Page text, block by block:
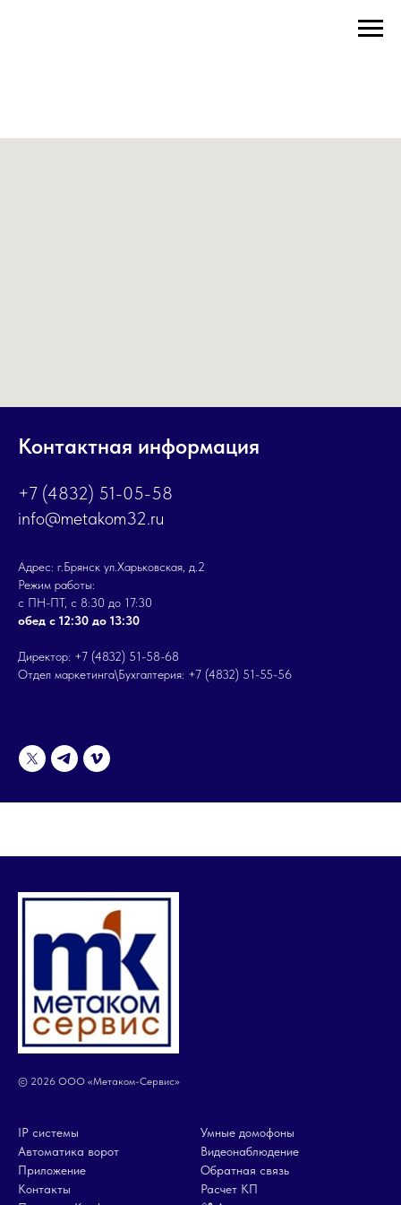
Контактная информация
+7 (4832) 51-05-58
info@metakom32.ru
Адрес: г.Брянск ул.Харьковская, д.2
Режим работы:
с ПН-ПТ, с 8:30 до 17:30
обед с 12:30 до 13:30
Директор: +7 (4832) 51-58-68
Отдел маркетинга\Бухгалтерия: +7 (4832) 51-55-56
© 2026 ООО «Метаком-Сервис»
IP системы
Умные домофоны
Автоматика ворот
Видеонаблюдение
Приложение
Обратная связь
Контакты
Расчет КП